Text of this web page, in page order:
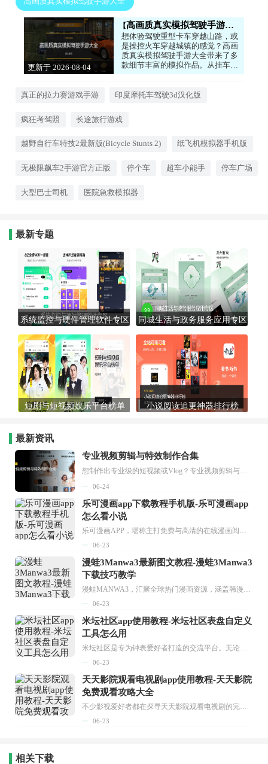
更新于 2026-08-04
高画质真实模拟驾驶手游大全
想体验驾驶重型卡车穿越山路，或
是操控火车穿越城镇的感觉？高画
质真实模拟驾驶手游大全带来了多
款细节丰富的模拟作品。从挂车的
物理惯性到巴士的仪表盘，都力求
索开放地图，完成运输任务，感受
的虚拟驾驶舱。
真正的拉力赛游戏手游 印度摩托车驾驶3d汉化版
疯狂考驾照 长途旅行游戏
越野自行车特技2最新版(Bicycle Stunts 2) 纸飞机模拟器手机版
无极限飙车2手游官方正版 停个车 超车小能手 停车广场
大型巴士司机 医院急救模拟器
最新专题
系统监控与硬件管理软件专区 同城生活与政务服务应用专区
短剧与短视频娱乐平台榜单 小说阅读追更神器排行榜
最新资讯
专业视频剪辑与特效制作合集
想制作出专业级的短视频或Vlog？专业视频剪辑与特效制作大全专题为你提供了从剪辑、抠像到特效包装的全套解决方案。无论是添加炫酷的片头、进行精准的视频抠图，还是制...
06-24
乐可漫画app下载教程手机版-乐可漫画app
怎么看小说
乐可漫画APP，堪称主打免费与高清的在线漫画阅读神器。其官方版提供海量完整版漫画资源，无论是国内漫画，还是日漫、韩漫、台漫、美漫等国外漫画，应有尽有，随时供你阅读。只需轻点一下，便能直接进入阅读界面。不仅如此，乐可漫画最新版本更新速度极快，在这里，你总能抢先看到全网一手漫画章节内容！...
06-23
漫蛙3Manwa3最新图文教程-漫蛙3Manwa3
下载技巧教学
漫蛙MANWA3，汇聚全球热门漫画资源，涵盖韩漫、欧美漫画、国漫等多种类型，题材丰富多样，全方位满足用户阅读喜好。它不仅是阅读平台，更是创作平台，为广大用户打造零门槛创作环境。...
06-23
米坛社区app使用教程-米坛社区表盘自定义
工具怎么用
米坛社区是专为钟表爱好者打造的交流平台。无论你是初涉钟表领域的普通爱好者，还是拥有多年收藏经验的资深玩家，都能在此找到属于自己的天地。 无需注册，就能轻松参与其中。通过专业的讨论论坛与丰富的交互功能，你可与世界各地的钟表爱好者畅快交流。若你钟情于钟表，米坛社区无疑是值得一试的理想之选。在这里，你能获取最新的手表资讯，交流见解，提升鉴赏品味，让每一块手表都成为收藏故事中重要的一部分。感兴趣的朋友，不要错过下载机会。...
06-23
天天影院观看电视剧app使用教程-天天影院
免费观看攻略大全
不少影视爱好者都在探寻天天影院观看电视剧的完整方法，结合最新平台使用规则，本篇新手入门攻略全面讲解观看渠道、检索流程、播放设置以及画面模式调整等实用内容。全文适配手机、电脑等主流设备，步骤简洁易懂，无论是初次使用的新手，还是想要优化观影体验的用户，都能参照内容快速上手，熟练掌握平台各项操作技巧，轻松畅享影视内容。...
06-23
相关下载